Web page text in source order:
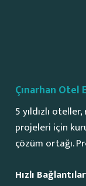
Çınarhan Otel
5 yıldızlı
projeleri için
çözüm ortağı.
Hızlı Bağlantılar